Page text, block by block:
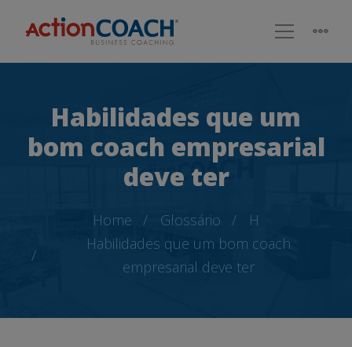
Habilidades que um
bom coach empresarial
deve ter
Home Glossário
H
Habilidades que um bom coach
empresarial deve ter